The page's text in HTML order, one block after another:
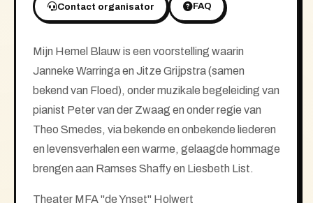
Contact organisator FAQ
Mijn Hemel Blauw is een voorstelling waarin
Janneke Warringa en Jitze Grijpstra (samen
bekend van Floed), onder muzikale begeleiding van
pianist Peter van der Zwaag en onder regie van
Theo Smedes, via bekende en onbekende liederen
en levensverhalen een warme, gelaagde hommage
brengen aan Ramses Shaffy en Liesbeth List.
Theater MFA "de Ynset" Holwert